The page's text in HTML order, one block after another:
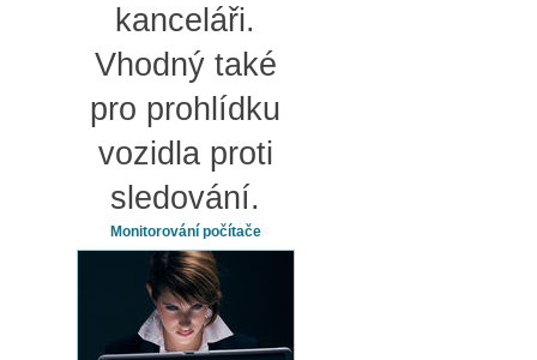
kanceláři.
Vhodný také
pro prohlídku
vozidla proti
sledování.
Monitorování počítače